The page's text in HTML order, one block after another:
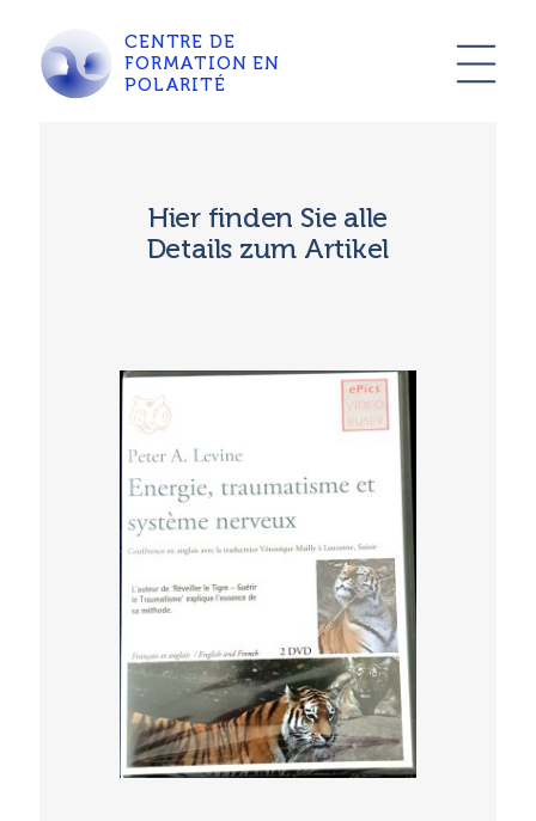
CENTRE DE
FORMATION EN
POLARITÉ
Hier finden Sie alle
Details zum Artikel